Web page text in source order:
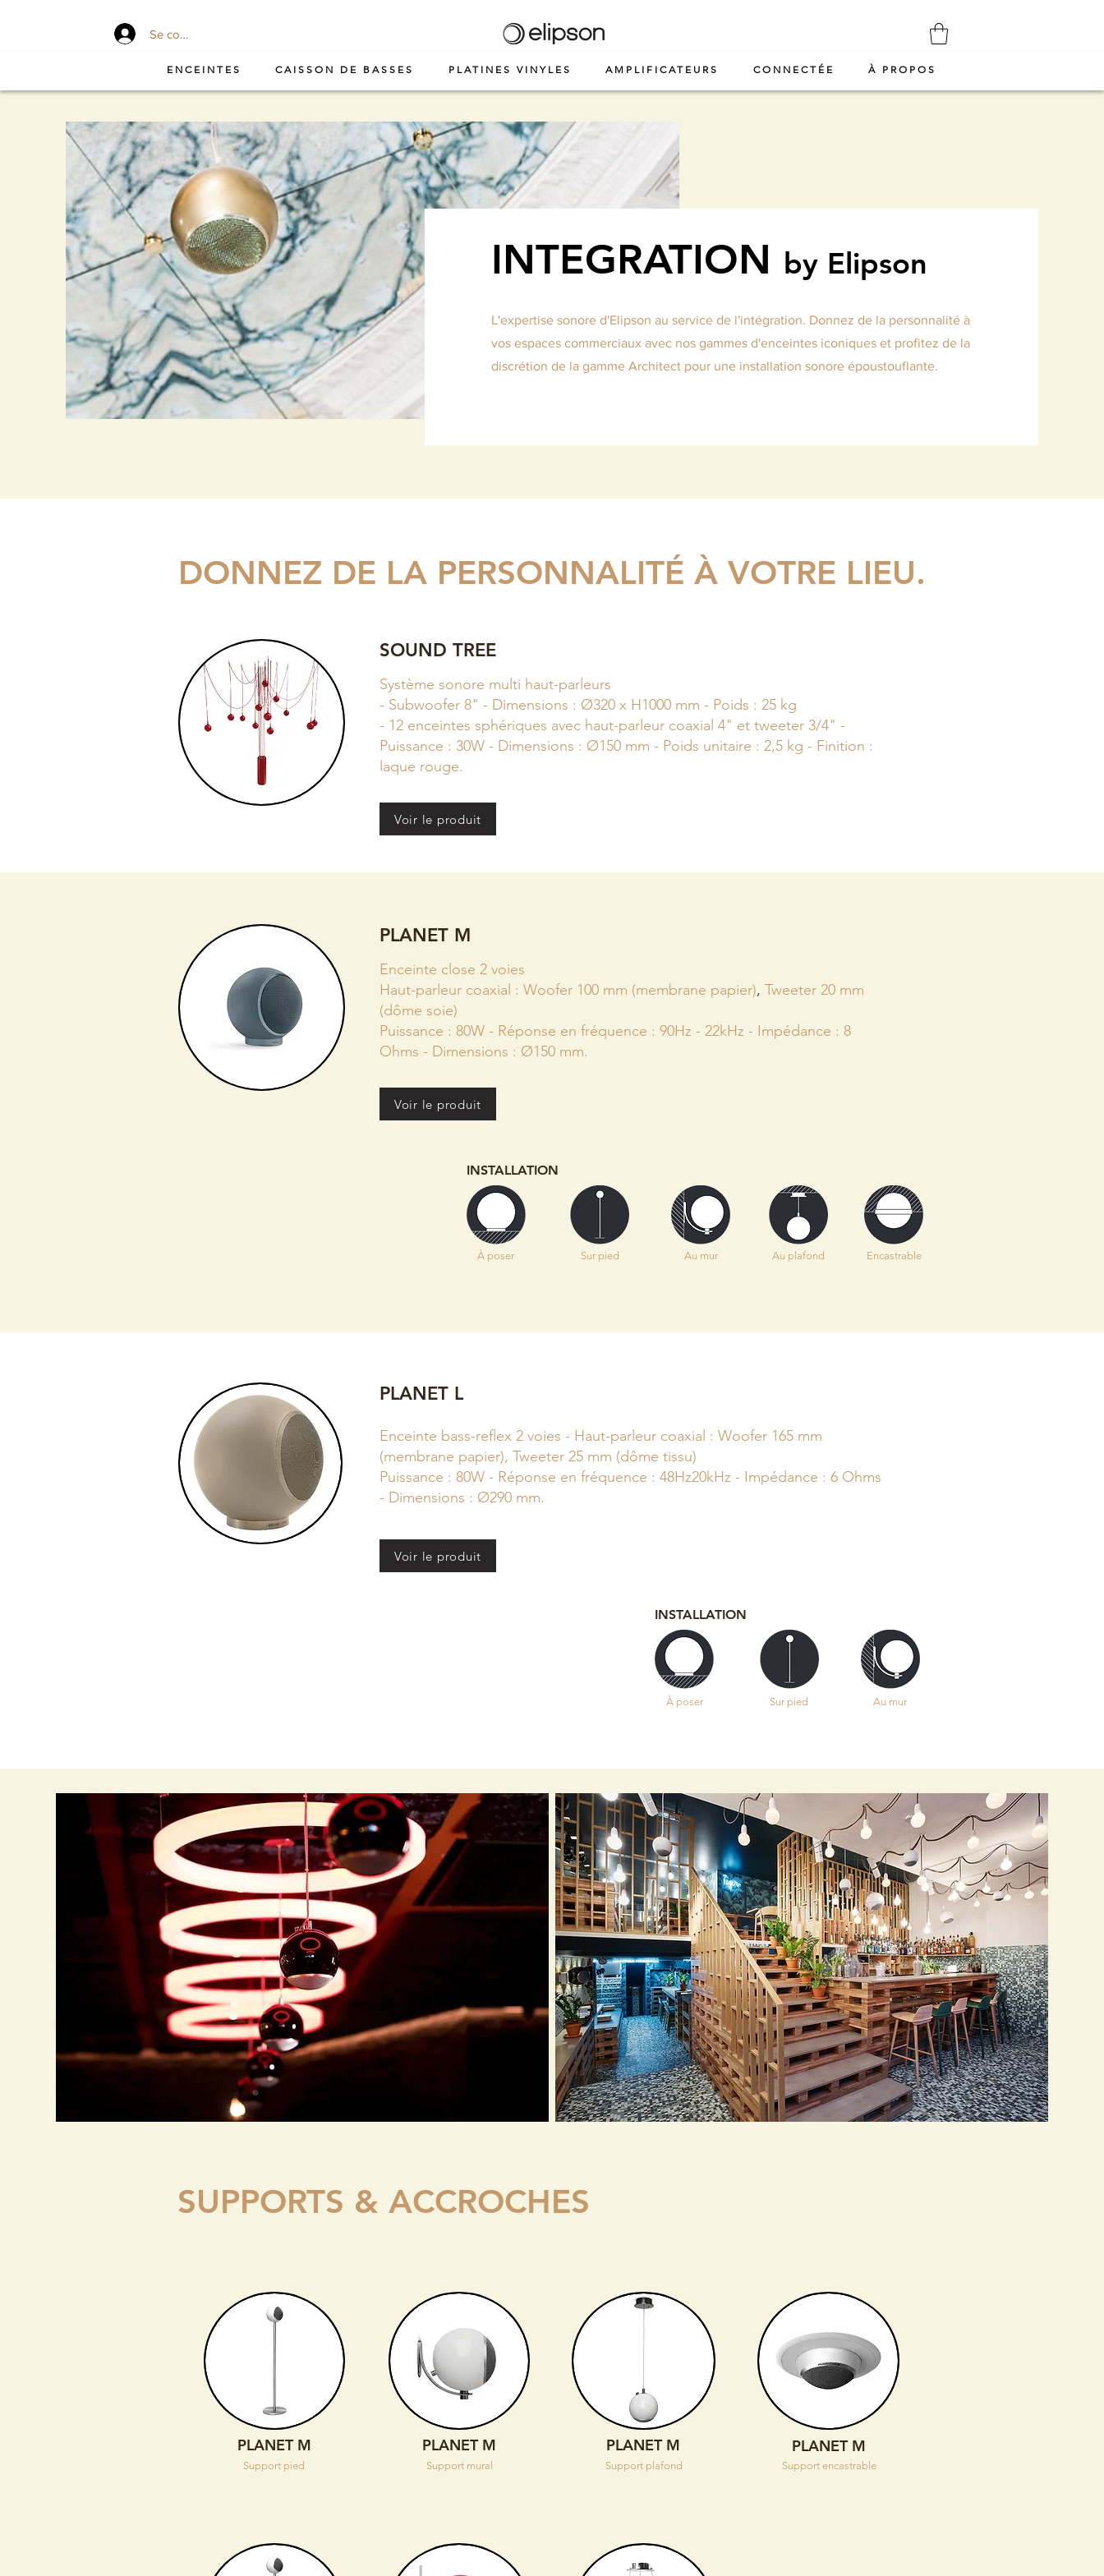
Se connecter
ENCEINTES CAISSON DE BASSES PLATINES VINYLES AMPLIFICATEURS CONNECTÉE À PROPOS
INTEGRATION by Elipson
L'expertise sonore d'Elipson au service de l'intégration. Donnez de la personnalité à
vos espaces commerciaux avec nos gammes d'enceintes iconiques et profitez de la
discrétion de la gamme Architect pour une installation sonore époustouflante.
DONNEZ DE LA PERSONNALITÉ À VOTRE LIEU.
SOUND TREE
Système sonore multi haut-parleurs
- Subwoofer 8" - Dimensions : Ø320 x H1000 mm - Poids : 25 kg
- 12 enceintes sphériques avec haut-parleur coaxial 4" et tweeter 3/4" -
Puissance : 30W - Dimensions : Ø150 mm - Poids unitaire : 2,5 kg - Finition :
laque rouge.
Voir le produit
PLANET M
Enceinte close 2 voies
Haut-parleur coaxial : Woofer 100 mm (membrane papier), Tweeter 20 mm
(dôme soie)
Puissance : 80W - Réponse en fréquence : 90Hz - 22kHz - Impédance : 8
Ohms - Dimensions : Ø150 mm.
Voir le produit
INSTALLATION
À poser Sur pied Au mur Au plafond Encastrable
PLANET L
Enceinte bass-reflex 2 voies - Haut-parleur coaxial : Woofer 165 mm
(membrane papier), Tweeter 25 mm (dôme tissu)
Puissance : 80W - Réponse en fréquence : 48Hz20kHz - Impédance : 6 Ohms
- Dimensions : Ø290 mm.
Voir le produit
INSTALLATION
À poser Sur pied Au mur
SUPPORTS & ACCROCHES
PLANET M
Support pied
PLANET M
Support mural
PLANET M
Support plafond
PLANET M
Support encastrable